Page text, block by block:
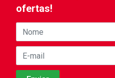
ofertas!